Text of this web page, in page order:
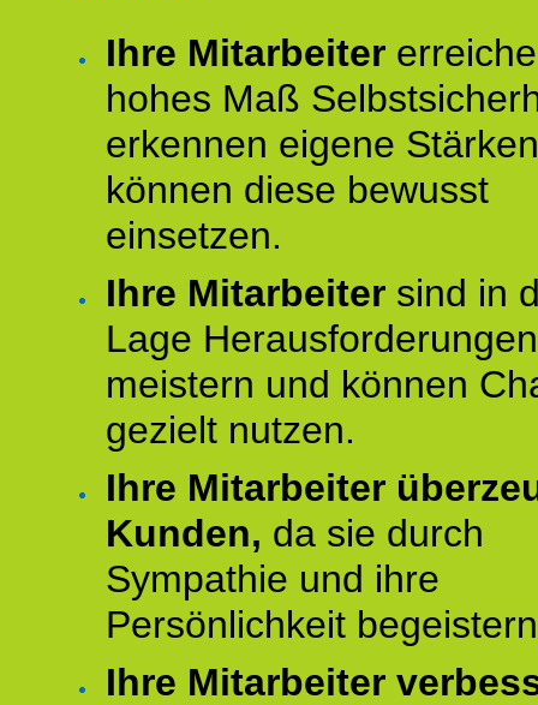
Ihre Mitarbeiter
hohes Maß
erkennen eigene
können diese bewusst
einsetzen.
Ihre Mitarbeiter sind in
Lage
meistern und können
gezielt nutzen.
Ihre Mitarbeiter
Kunden, da sie durch
Sympathie und ihre
Persönlichkeit
Ihre Mitarbeiter